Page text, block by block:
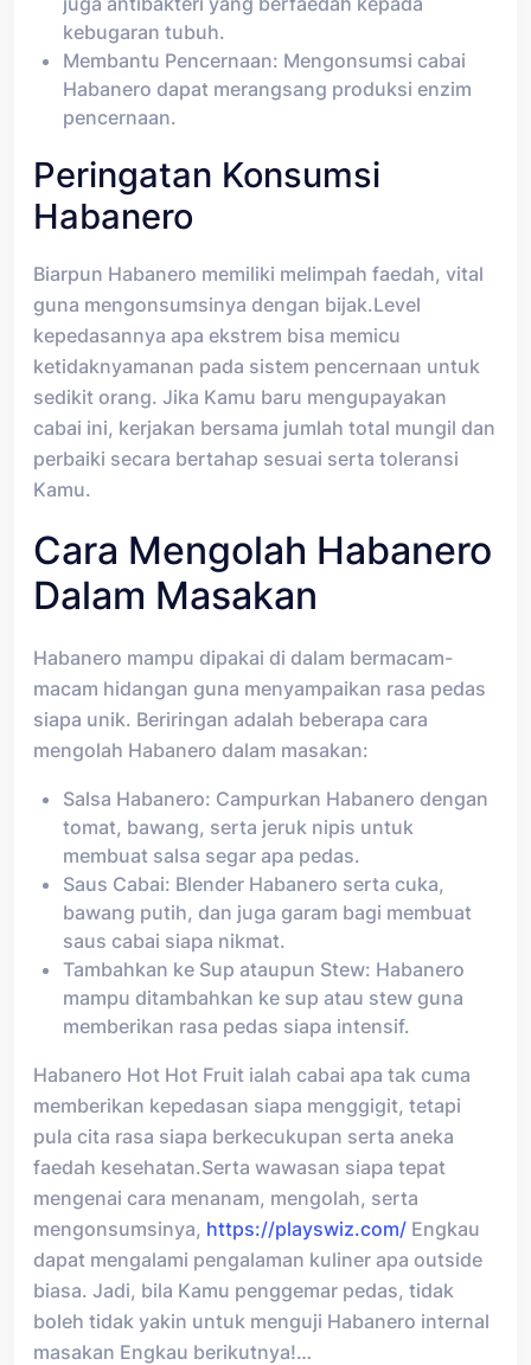
kebugaran tubuh.
Membantu Pencernaan: Mengonsumsi cabai
Habanero dapat merangsang produksi enzim
pencernaan.
Peringatan Konsumsi
Habanero
Biarpun Habanero memiliki melimpah faedah, vital
guna mengonsumsinya dengan bijak.Level
kepedasannya apa ekstrem bisa memicu
ketidaknyamanan pada sistem pencernaan untuk
sedikit orang. Jika Kamu baru mengupayakan
cabai ini, kerjakan bersama jumlah total mungil dan
perbaiki secara bertahap sesuai serta toleransi
Kamu.
Cara Mengolah Habanero
Dalam Masakan
Habanero mampu dipakai di dalam bermacam-
macam hidangan guna menyampaikan rasa pedas
siapa unik. Beriringan adalah beberapa cara
mengolah Habanero dalam masakan:
Salsa Habanero: Campurkan Habanero dengan
tomat, bawang, serta jeruk nipis untuk
membuat salsa segar apa pedas.
Saus Cabai: Blender Habanero serta cuka,
bawang putih, dan juga garam bagi membuat
saus cabai siapa nikmat.
Tambahkan ke Sup ataupun Stew: Habanero
mampu ditambahkan ke sup atau stew guna
memberikan rasa pedas siapa intensif.
Habanero Hot Hot Fruit ialah cabai apa tak cuma
memberikan kepedasan siapa menggigit, tetapi
pula cita rasa siapa berkecukupan serta aneka
faedah kesehatan.Serta wawasan siapa tepat
mengenai cara menanam, mengolah, serta
mengonsumsinya, https://playswiz.com/ Engkau
dapat mengalami pengalaman kuliner apa outside
biasa. Jadi, bila Kamu penggemar pedas, tidak
boleh tidak yakin untuk menguji Habanero internal
masakan Engkau berikutnya!…